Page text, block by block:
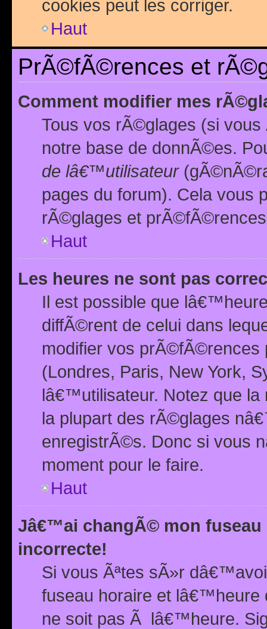
cookies peut les corriger.
Haut
PrÃ©fÃ©rences et
Comment modifier mes
Tous vos rÃ©glages (si
notre base de donnÃ©es.
de lâ€™utilisateur
pages du forum). Cela vous
rÃ©glages et
Haut
Les heures ne sont pas
Il est possible que
diffÃ©rent de celui dans
modifier vos prÃ©fÃ©rences
(Londres, Paris, New York,
lâ€™utilisateur. Notez que la
la plupart des rÃ©glages
enregistrÃ©s. Donc si vous
moment pour le faire.
Haut
Jâ€™ai changÃ© mon
incorrecte!
Si vous Ãªtes sÃ»r
fuseau horaire et
ne soit pas Ã lâ€™heure.